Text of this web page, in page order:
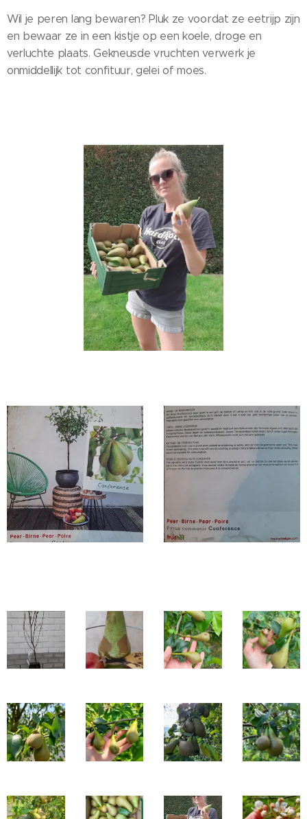
Wil je peren lang bewaren? Pluk ze voordat ze eetrijp zijn
en bewaar ze in een kistje op een koele, droge en
verluchte plaats. Gekneusde vruchten verwerk je
onmiddellijk tot confituur, gelei of moes.